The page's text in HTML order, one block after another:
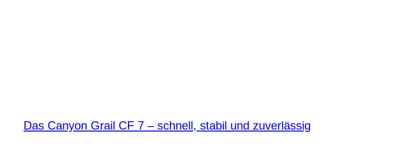
Das Canyon Grail CF 7 – schnell, stabil und zuverlässig